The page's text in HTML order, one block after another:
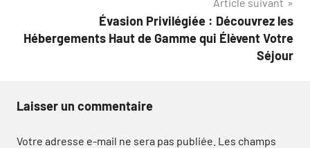
Évasion Privilégiée : Découvrez les
Hébergements Haut de Gamme qui Élèvent Votre
Séjour
Laisser un commentaire
Votre adresse e-mail ne sera pas publiée. Les champs